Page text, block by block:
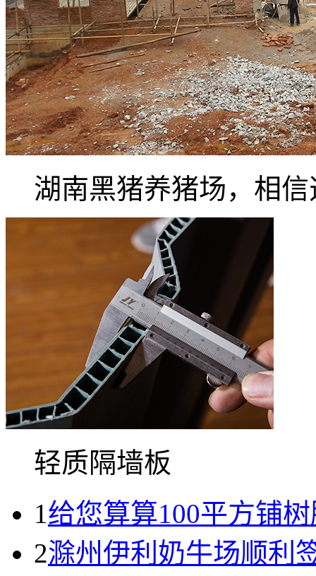
湖南黑猪养猪场，相
轻质隔墙板
1给您算算100平方铺
2滁州伊利奶牛场顺